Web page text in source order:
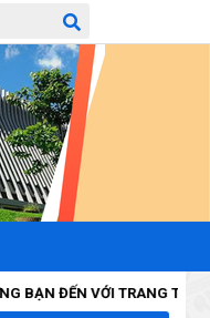
ĐẾN VỚI TRANG THÔNG
dựng mô hình
Cà phê Vối” năm
nông dân trên địa
bố Nghị quyết, các
thành lập thôn,
buôn